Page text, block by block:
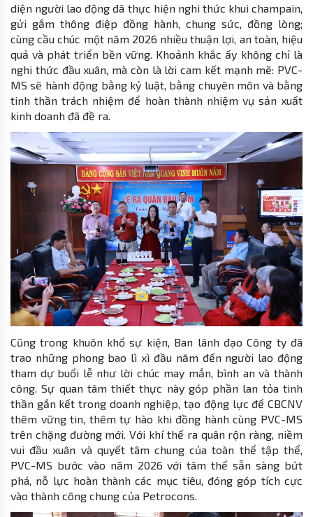
diện người lao động đã thực hiện nghi thức khui champain,
gửi gắm thông điệp đồng hành, chung sức, đồng lòng;
cùng cầu chúc một năm 2026 nhiều thuận lợi, an toàn, hiệu
quả và phát triển bền vững. Khoảnh khắc ấy không chỉ là
nghi thức đầu xuân, mà còn là lời cam kết mạnh mẽ: PVC-
MS sẽ hành động bằng kỷ luật, bằng chuyên môn và bằng
tinh thần trách nhiệm để hoàn thành nhiệm vụ sản xuất
kinh doanh đã đề ra.
Cũng trong khuôn khổ sự kiện, Ban lãnh đạo Công ty đã
trao những phong bao lì xì đầu năm đến người lao động
tham dự buổi lễ như lời chúc may mắn, bình an và thành
công. Sự quan tâm thiết thực này góp phần lan tỏa tinh
thần gắn kết trong doanh nghiệp, tạo động lực để CBCNV
thêm vững tin, thêm tự hào khi đồng hành cùng PVC-MS
trên chặng đường mới. Với khí thế ra quân rộn ràng, niềm
vui đầu xuân và quyết tâm chung của toàn thể tập thể,
PVC-MS bước vào năm 2026 với tâm thế sẵn sàng bứt
phá, nỗ lực hoàn thành các mục tiêu, đóng góp tích cực
vào thành công chung của Petrocons.